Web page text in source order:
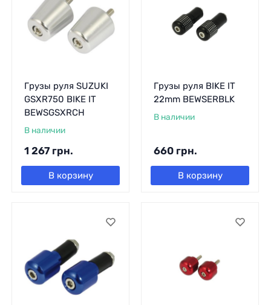
Грузы руля SUZUKI
GSXR750 BIKE IT
BEWSGSXRCH
В наличии
1 267 грн.
В корзину
Грузы руля BIKE IT
22mm BEWSERBLK
В наличии
660 грн.
В корзину